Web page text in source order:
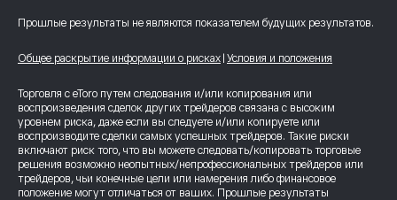
Прошлые результаты не являются показателем будущих результатов.
Общее раскрытие информации о рисках Условия и положения
Торговля с eToro путем следования и/или копирования или
воспроизведения сделок других трейдеров связана с высоким
уровнем риска, даже если вы следуете и/или копируете или
воспроизводите сделки самых успешных трейдеров. Такие риски
включают риск того, что вы можете следовать/копировать торговые
решения возможно неопытных/непрофессиональных трейдеров или
трейдеров, чьи конечные цели или намерения либо финансовое
положение могут отличаться от ваших. Прошлые результаты